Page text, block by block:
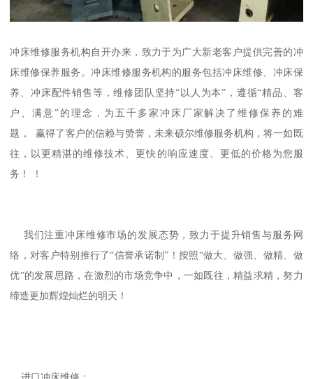
冲床维修服务机构自开办来，致力于为广大新老客户提供完善的冲
床维修保养服务。冲床维修服务机构的服务包括冲床维修、冲床保
养、冲床配件销售等，维修团队坚持“以人为本”，遵循“精品、客
户、满意”的理念，为五千多家冲床厂家解决了维修保养的难
题， 赢得了客户的信赖与赞誉，未来硕尔维修服务机构，将一如既
往，以更精湛的维修技术、更快的响应速度、更低的价格为您服
务！ ！
我们注重冲床维修市场的发展态势，致力于提升销售与服务网
络，对客户特别推行了“信誉承诺制”！按照“做大、做强、做精、做
优”的发展思路，在激烈的市场竞争中，一如既往，精益求精，努力
缔造更加辉煌灿烂的明天！
进口冲床维修：